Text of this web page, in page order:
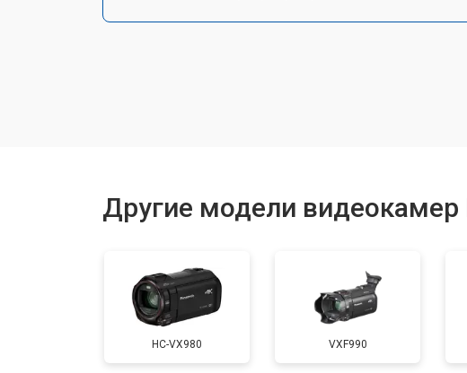
Другие модели видеокамер
HC-VX980 VXF990